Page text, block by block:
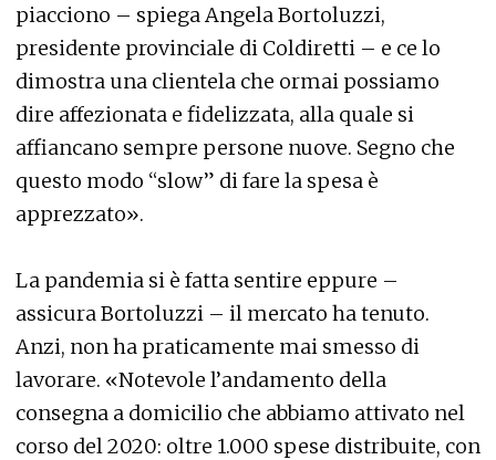
piacciono – spiega Angela Bortoluzzi,
presidente provinciale di Coldiretti – e ce lo
dimostra una clientela che ormai possiamo
dire affezionata e fidelizzata, alla quale si
affiancano sempre persone nuove. Segno che
questo modo “slow” di fare la spesa è
apprezzato».
La pandemia si è fatta sentire eppure –
assicura Bortoluzzi – il mercato ha tenuto.
Anzi, non ha praticamente mai smesso di
lavorare. «Notevole l’andamento della
consegna a domicilio che abbiamo attivato nel
corso del 2020: oltre 1.000 spese distribuite, con